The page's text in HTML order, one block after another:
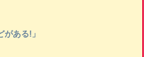
がある!」